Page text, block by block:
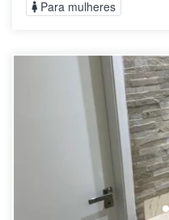
Para mulheres